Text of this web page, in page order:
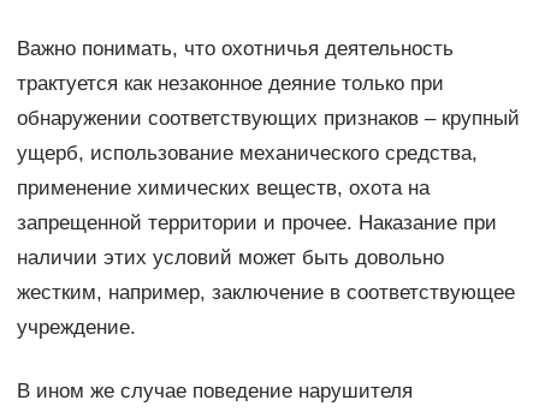
Важно понимать, что охотничья деятельность
трактуется как незаконное деяние только при
обнаружении соответствующих признаков – крупный
ущерб, использование механического средства,
применение химических веществ, охота на
запрещенной территории и прочее. Наказание при
наличии этих условий может быть довольно
жестким, например, заключение в соответствующее
учреждение.
В ином же случае поведение нарушителя